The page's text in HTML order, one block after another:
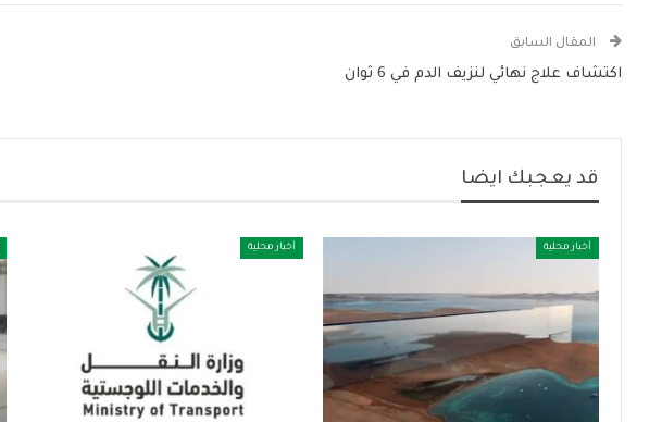
المقال السابق
اكتشاف علاج نهائي لنزيف الدم في 6 ثوان
قد يعجبك ايضا
أخبار محلية أخبار محلية